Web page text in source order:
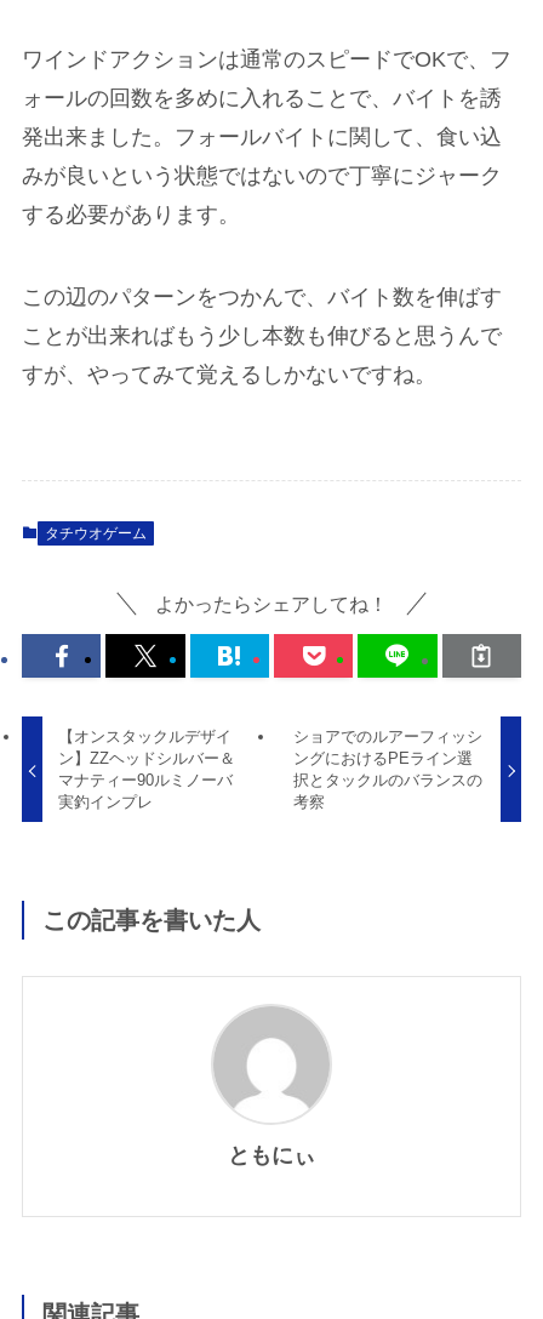
ワインドアクションは通常のスピードでOKで、フ
ォールの回数を多めに入れることで、バイトを誘
発出来ました。フォールバイトに関して、食い込
みが良いという状態ではないので丁寧にジャーク
する必要があります。
この辺のパターンをつかんで、バイト数を伸ばす
ことが出来ればもう少し本数も伸びると思うんで
すが、やってみて覚えるしかないですね。
タチウオゲーム
よかったらシェアしてね！
【オンスタックルデザイ
ン】ZZヘッドシルバー＆
マナティー90ルミノーバ
実釣インプレ
ショアでのルアーフィッシ
ングにおけるPEライン選
択とタックルのバランスの
考察
この記事を書いた人
ともにぃ